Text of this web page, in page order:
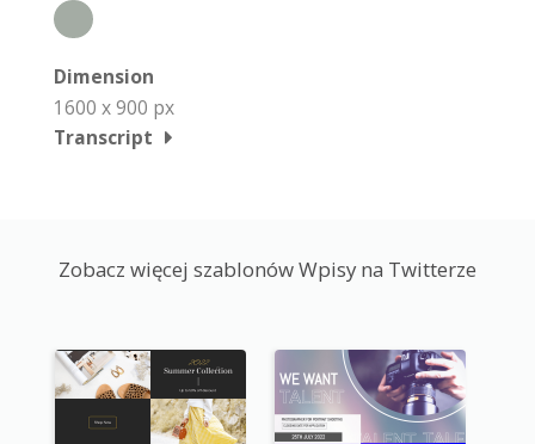
Dimension
1600 x 900 px
Transcript
Zobacz więcej szablonów Wpisy na Twitterze